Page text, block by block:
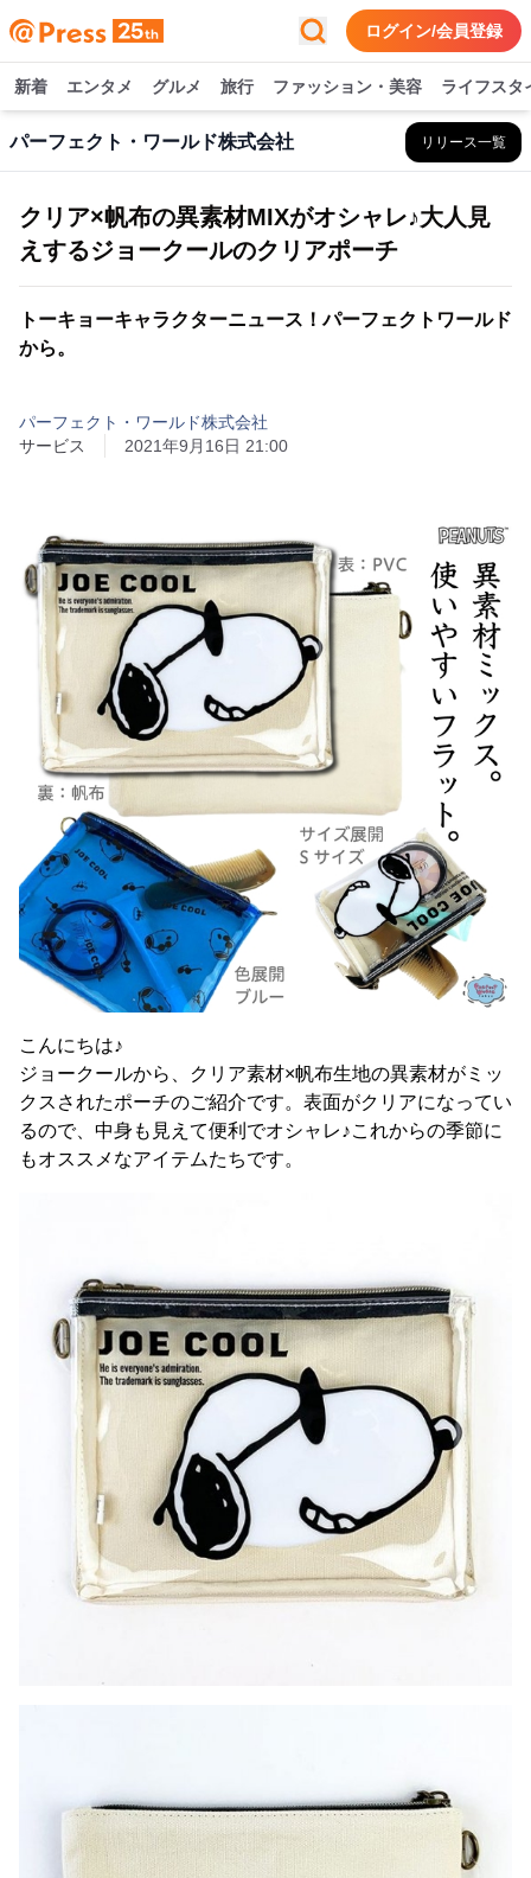
ログイン/会員登録
新着 エンタメ グルメ 旅行 ファッション・美容 ライフスタ
パーフェクト・ワールド株式会社 リリース一覧
クリア×帆布の異素材MIXがオシャレ♪大人見
えするジョークールのクリアポーチ
トーキョーキャラクターニュース！パーフェクトワールド
から。
パーフェクト・ワールド株式会社
サービス
2021年9月16日 21:00
こんにちは♪
ジョークールから、クリア素材×帆布生地の異素材がミッ
クスされたポーチのご紹介です。表面がクリアになってい
るので、中身も見えて便利でオシャレ♪これからの季節に
もオススメなアイテムたちです。